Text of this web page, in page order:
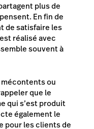
plus de
En fin de
de satisfaire les
réalisé avec
souvent à
mécontents ou
que le
qui s’est produit
également le
pour les clients de